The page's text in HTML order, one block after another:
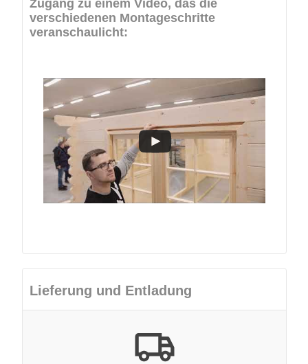
Zugang zu einem Video, das die
verschiedenen Montageschritte
veranschaulicht:
Lieferung und Entladung